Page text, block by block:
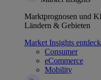
Marktprognosen und
Ländern & Gebieten
Market Insights
Consumer
eCommerce
Mobility